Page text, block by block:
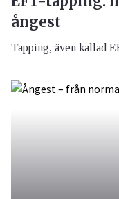
ångest
Tapping, även kallad